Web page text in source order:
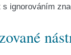
s ignorováním